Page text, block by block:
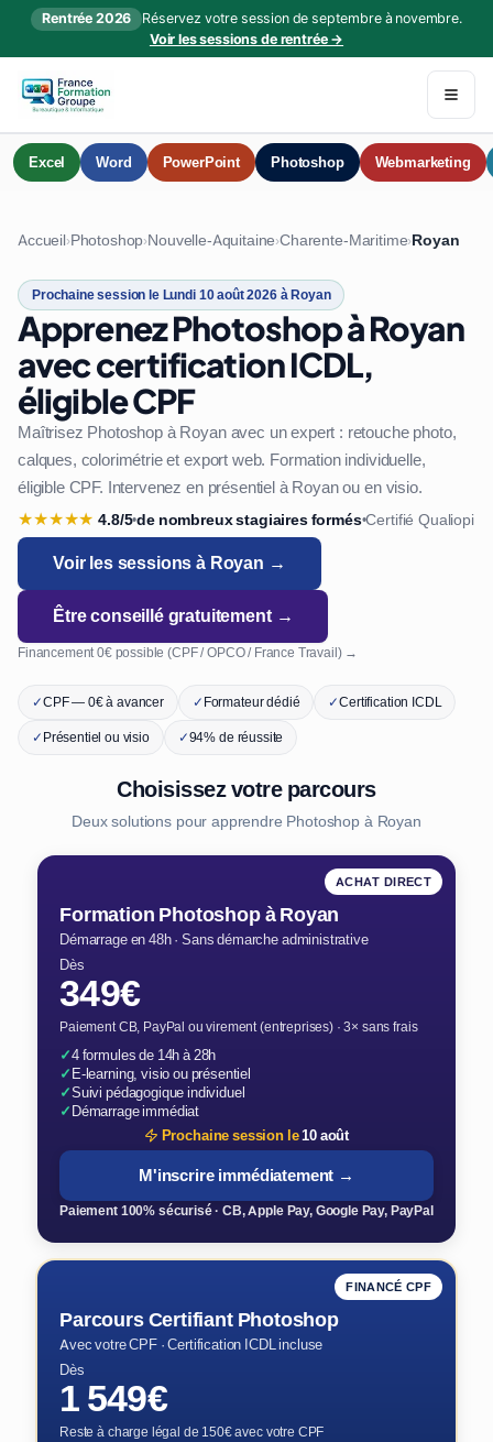
Rentrée 2026
Réservez votre session de septembre à novembre.
Voir les sessions de rentrée →
Excel Word PowerPoint Photoshop Webmarketing
Accueil›Photoshop›Nouvelle-Aquitaine›Charente-Maritime›Royan
Prochaine session le Lundi 10 août 2026 à Royan
Apprenez Photoshop à Royan
avec certification ICDL,
éligible CPF
Maîtrisez Photoshop à Royan avec un expert : retouche photo,
calques, colorimétrie et export web. Formation individuelle,
éligible CPF. Intervenez en présentiel à Royan ou en visio.
★★★★★ 4.8/5•de nombreux stagiaires formés•Certifié Qualiopi
Voir les sessions à Royan →
Être conseillé gratuitement →
Financement 0€ possible (CPF / OPCO / France Travail) →
✓CPF — 0€ à avancer ✓Formateur dédié ✓Certification ICDL
✓Présentiel ou visio ✓94% de réussite
Choisissez votre parcours
Deux solutions pour apprendre Photoshop à Royan
ACHAT DIRECT
Formation Photoshop à Royan
Démarrage en 48h · Sans démarche administrative
Dès
349€
Paiement CB, PayPal ou virement (entreprises) · 3× sans frais
✓4 formules de 14h à 28h
✓E-learning, visio ou présentiel
✓Suivi pédagogique individuel
✓Démarrage immédiat
Prochaine session le10 août
M'inscrire immédiatement →
Paiement 100% sécurisé · CB, Apple Pay, Google Pay, PayPal
FINANCÉ CPF
Parcours Certifiant Photoshop
Avec votre CPF · Certification ICDL incluse
Dès
1 549€
Reste à charge légal de 150€ avec votre CPF